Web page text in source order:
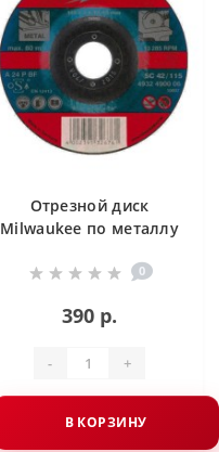
Отрезной диск
Milwaukee по металлу
мм
0
390 р.
- +
В КОРЗИНУ